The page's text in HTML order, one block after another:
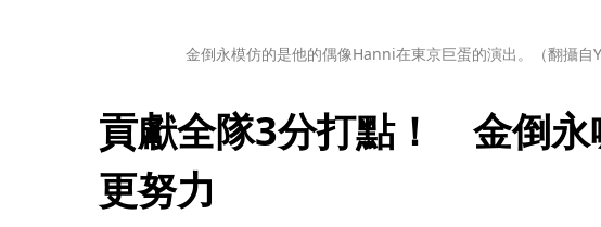
金倒永模仿的是他的偶像Hanni在東京巨蛋的演出。（翻攝自
貢獻全隊3分打點！　金倒
更努力